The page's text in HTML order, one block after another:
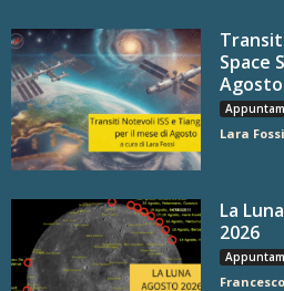
Space
Lara Fossi
La
2026